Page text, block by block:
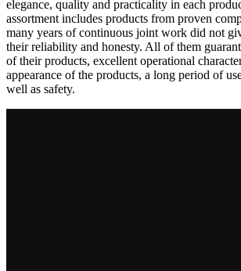
elegance, quality and practicality in each
assortment includes products from proven
many years of continuous joint work did not
their reliability and honesty. All of them
of their products, excellent operational
appearance of the products, a long period of
well as safety.